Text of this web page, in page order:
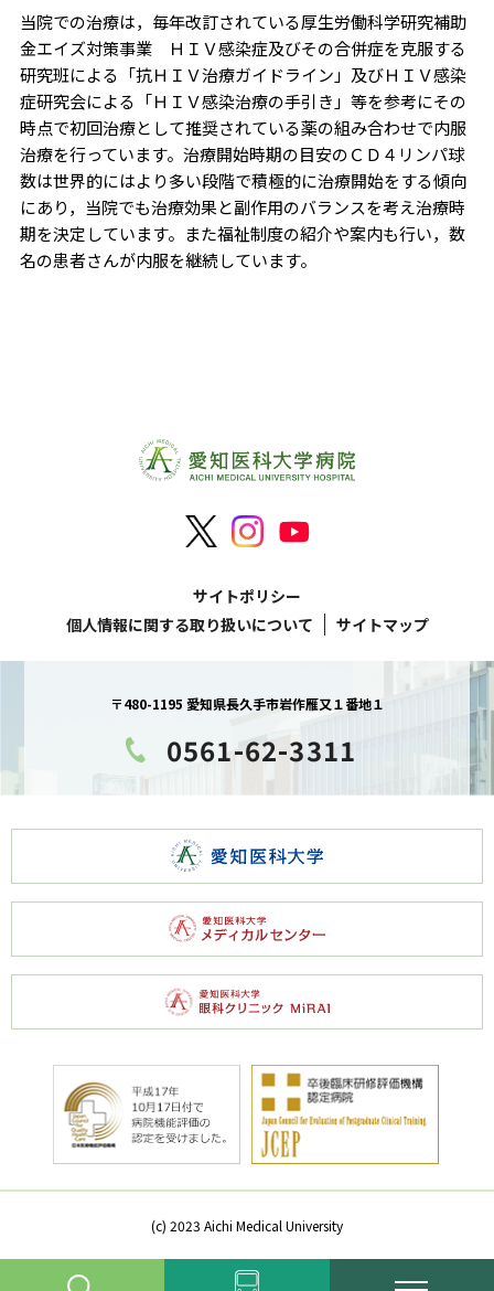
当院での治療は，毎年改訂されている厚生労働科学研究補助
金エイズ対策事業 ＨＩＶ感染症及びその合併症を克服する
研究班による「抗ＨＩＶ治療ガイドライン」及びＨＩＶ感染
症研究会による「ＨＩＶ感染治療の手引き」等を参考にその
時点で初回治療として推奨されている薬の組み合わせで内服
治療を行っています。治療開始時期の目安のＣＤ４リンパ球
数は世界的にはより多い段階で積極的に治療開始をする傾向
にあり，当院でも治療効果と副作用のバランスを考え治療時
期を決定しています。また福祉制度の紹介や案内も行い，数
名の患者さんが内服を継続しています。
サイトポリシー
個人情報に関する取り扱いについて
サイトマップ
〒480-1195 愛知県長久手市岩作雁又１番地１
0561-62-3311
(c) 2023 Aichi Medical University